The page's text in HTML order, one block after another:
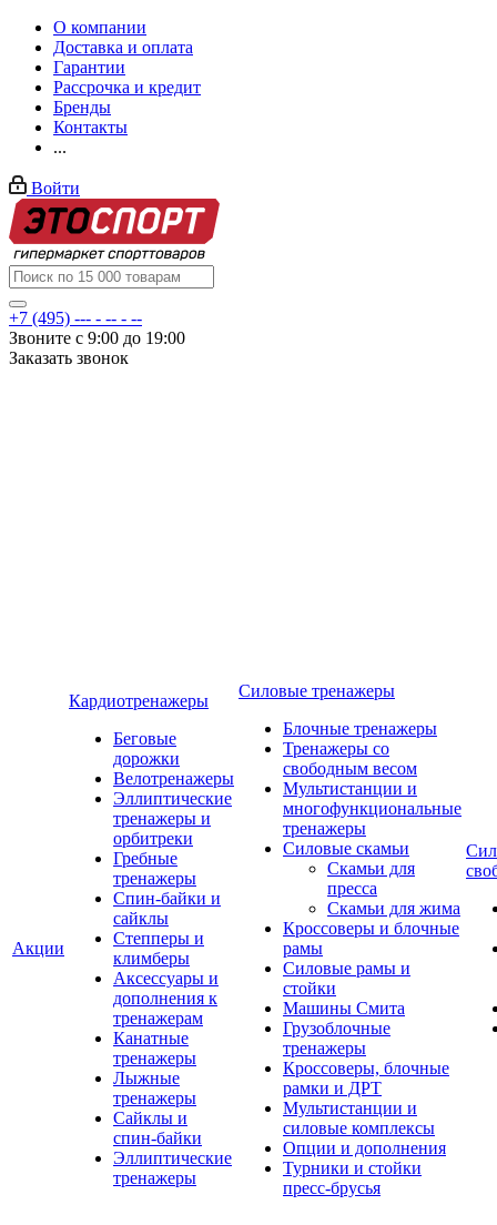
О компании
Доставка и оплата
Гарантии
Рассрочка и кредит
Бренды
Контакты
...
Войти
+7 (495) --- - -- - --
Звоните с 9:00 до 19:00
Заказать звонок
Акции
Кардиотренажеры
Беговые
дорожки
Велотренажеры
Эллиптические
тренажеры и
орбитреки
Гребные
тренажеры
Спин-байки и
сайклы
Степперы и
климберы
Аксессуары и
дополнения к
тренажерам
Канатные
тренажеры
Лыжные
тренажеры
Сайклы и
спин-байки
Эллиптические
тренажеры
Силовые тренажеры
Блочные тренажеры
Тренажеры со
свободным весом
Мультистанции и
многофункциональные
тренажеры
Силовые скамьи
Скамьи для
пресса
Скамьи для жима
Кроссоверы и блочные
рамы
Силовые рамы и
стойки
Машины Смита
Грузоблочные
тренажеры
Кроссоверы, блочные
рамки и ДРТ
Мультистанции и
силовые комплексы
Опции и дополнения
Турники и стойки
пресс-брусья